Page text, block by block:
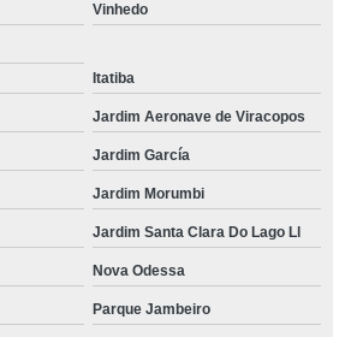
Vinhedo
Itatiba
Jardim Aeronave de Viracopos
Jardim García
Jardim Morumbi
Jardim Santa Clara Do Lago Ll
Nova Odessa
Parque Jambeiro